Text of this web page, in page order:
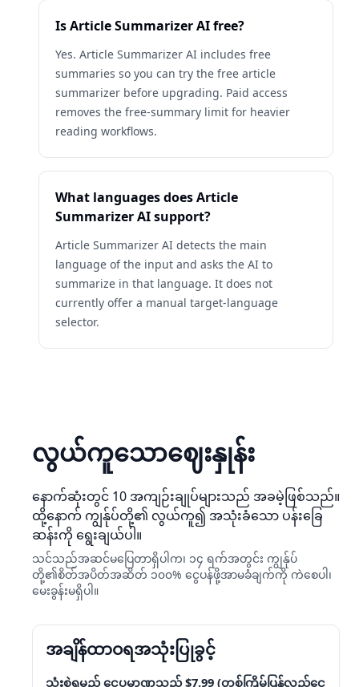
Is Article Summarizer AI free?
Yes. Article Summarizer AI includes free
summaries so you can try the free article
summarizer before upgrading. Paid access
removes the free-summary limit for heavier
reading workflows.
What languages does Article
Summarizer AI support?
Article Summarizer AI detects the main
language of the input and asks the AI to
summarize in that language. It does not
currently offer a manual target-language
selector.
လွယ်ကူသောဈေးနှုန်း
နောက်ဆုံးတွင် 10 အကျဉ်းချုပ်များသည် အခမဲ့ဖြစ်သည်။
ထို့နောက် ကျွန်ုပ်တို့၏ လွယ်ကူ၍ အသုံးခံသော ပန်းခြေ
ဆန်းကို ရွေးချယ်ပါ။
သင်သည်အဆင်မပြေတာရှိပါက၊ ၁၄ ရက်အတွင်း ကျွန်ုပ်
တို့၏စိတ်အပိတ်အဆိတ် ၁၀၀% ငွေပန်ဖို့အာမခံချက်ကို ကဲစေပါ၊
မေးခွန်းမရှိပါ။
အချိန်ထာဝရအသုံးပြုခွင့်
သုံးစွဲရမည့် ငွေပမာဏသည် $7.99 (တစ်ကြိမ်ပြန်လည်ငွေ